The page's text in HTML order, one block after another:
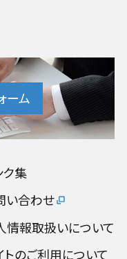
ーム
ク集
い合わせ
情報取扱いについて
トのご利用について